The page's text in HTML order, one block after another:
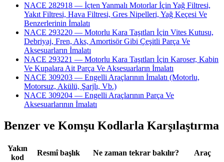
NACE 282918 — İçten Yanmalı Motorlar İçin Yağ Filtresi,
Yakıt Filtresi, Hava Filtresi, Gres Nipelleri, Yağ Keçesi Ve
Benzerlerinin İmalatı
NACE 293220 — Motorlu Kara Taşıtları İçin Vites Kutusu,
Debriyaj, Fren, Aks, Amortisör Gibi Çeşitli Parça Ve
Aksesuarların İmalatı
NACE 293221 — Motorlu Kara Taşıtları İçin Karoser, Kabin
Ve Kupalara Ait Parça Ve Aksesuarların İmalatı
NACE 309203 — Engelli Araçlarının İmalatı (Motorlu,
Motorsuz, Akülü, Şarjlı, Vb.)
NACE 309204 — Engelli Araçlarının Parça Ve
Aksesuarlarının İmalatı
Benzer ve Komşu Kodlarla Karşılaştırma
Yakın
kod
Resmî başlık Ne zaman tekrar bakılır? Araç